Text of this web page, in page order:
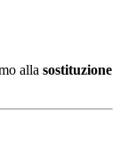
alla sostituzione